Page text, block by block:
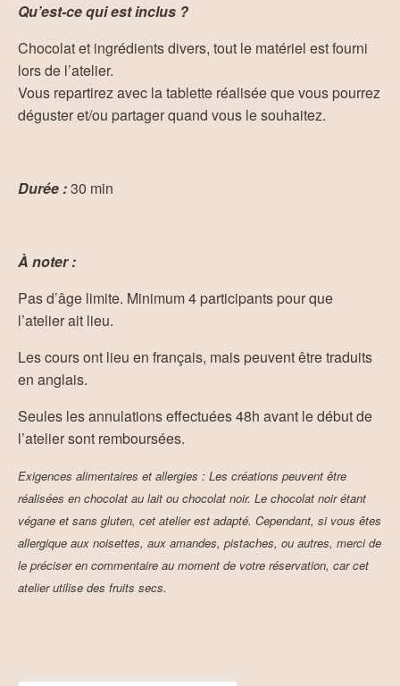
Qu’est-ce qui est inclus ?
Chocolat et ingrédients divers, tout le matériel est fourni
lors de l’atelier.
Vous repartirez avec la tablette réalisée que vous pourrez
déguster et/ou partager quand vous le souhaitez.
Durée :30 min
À noter :
Pas d’âge limite. Minimum 4 participants pour que
l’atelier ait lieu.
Les cours ont lieu en français, mais peuvent être traduits
en anglais.
Seules les annulations effectuées 48h avant le début de
l’atelier sont remboursées.
Exigences alimentaires et allergies : Les créations peuvent être
réalisées en chocolat au lait ou chocolat noir. Le chocolat noir étant
végane et sans gluten, cet atelier est adapté. Cependant, si vous êtes
allergique aux noisettes, aux amandes, pistaches, ou autres, merci de
le préciser en commentaire au moment de votre réservation, car cet
atelier utilise des fruits secs.